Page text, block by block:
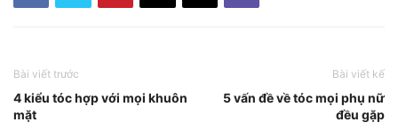
Bài viết trước
4 kiểu tóc hợp với mọi khuôn
mặt
Bài viết kế
5 vấn đề về tóc mọi phụ nữ
đều gặp